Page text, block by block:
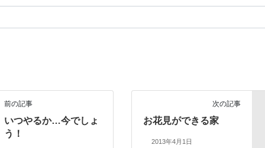
前の記事
いつやるか…今でしょ
う！
次の記事
お花見ができる家
2013年4月1日